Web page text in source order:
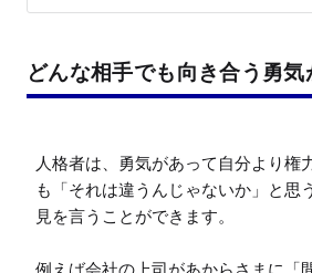
どんな相手でも向き合う勇気
人格者は、勇気があって自分より権
も「それは違うんじゃないか」と思
見を言うことができます。
例えば会社の上司があからさまに「